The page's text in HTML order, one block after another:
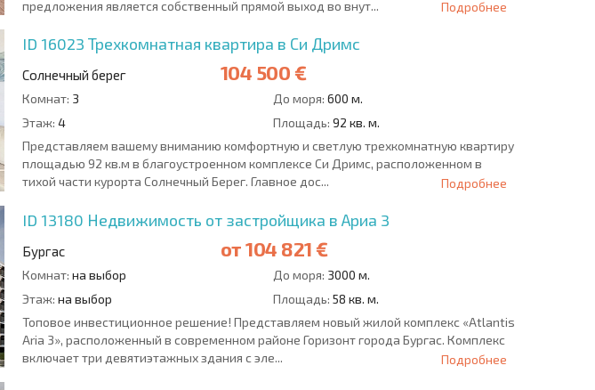
предложения является собственный прямой выход во внут...
Подробнее
ID 16023 Трехкомнатная квартира в Си Дримс
Солнечный берег 104 500 €
Комнат: 3 До моря: 600 м.
Этаж: 4 Площадь: 92 кв. м.
Представляем вашему вниманию комфортную и светлую трехкомнатную квартиру
площадью 92 кв.м в благоустроенном комплексе Си Дримс, расположенном в
тихой части курорта Солнечный Берег. Главное дос...
Подробнее
ID 13180 Недвижимость от застройщика в Ариа 3
Бургас от104 821 €
Комнат: на выбор До моря: 3000 м.
Этаж: на выбор Площадь: 58 кв. м.
Топовое инвестиционное решение! Представляем новый жилой комплекс «Atlantis
Aria 3», расположенный в современном районе Горизонт города Бургас. Комплекс
включает три девятиэтажных здания с эле...
Подробнее